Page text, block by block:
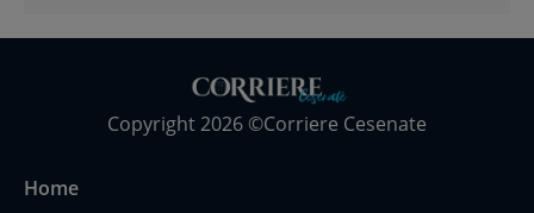
Copyright 2026 ©Corriere Cesenate
Home